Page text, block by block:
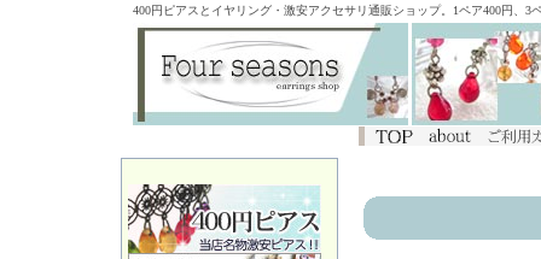
400円ピアスとイヤリング・激安アクセサリ通販ショップ。1ペア400円、